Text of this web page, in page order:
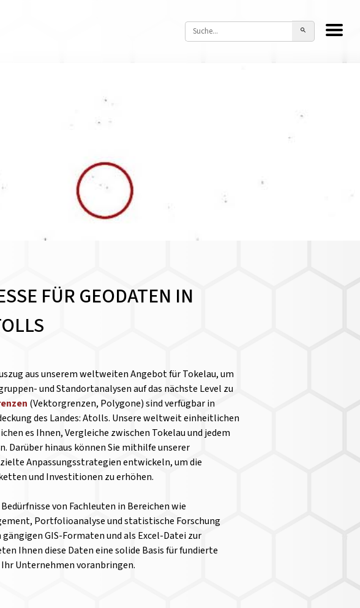
FÜR GEODATEN IN
aus unserem weltweiten Angebot für Tokelau, um
und Standortanalysen auf das nächste Level zu
(Vektorgrenzen, Polygone) sind verfügbar in
des Landes: Atolls. Unsere weltweit einheitlichen
es Ihnen, Vergleiche zwischen Tokelau und jedem
Darüber hinaus können Sie mithilfe unserer
Anpassungsstrategien entwickeln, um die
und Investitionen zu erhöhen.
von Fachleuten in Bereichen wie
Portfolioanalyse und statistische Forschung
GIS-Formaten und als Excel-Datei zur
Ihnen diese Daten eine solide Basis für fundierte
Unternehmen voranbringen.